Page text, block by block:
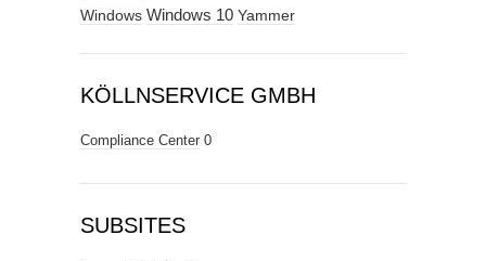
Windows Windows 10 Yammer
KÖLLNSERVICE GMBH
Compliance Center 0
SUBSITES